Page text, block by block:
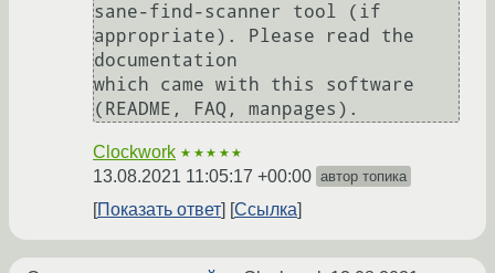
sane-find-scanner tool (if
appropriate). Please read the
documentation
which came with this software
Clockwork ★★★★★
13.08.2021 11:05:17 +00:00 автор топика
Показать ответ Ссылка